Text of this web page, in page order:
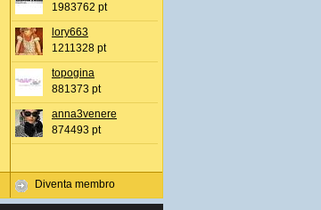
1983762 pt
lory663
1211328 pt
topogina
881373 pt
anna3venere
874493 pt
Diventa membro